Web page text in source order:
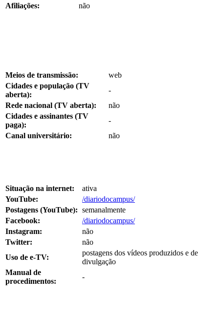
Afiliações:
não
Meios de transmissão:
web
Cidades e população (TV
aberta):
-
Rede nacional (TV aberta):
não
Cidades e assinantes (TV
paga):
-
Canal universitário:
não
Situação na internet:
ativa
YouTube:
/diariodocampus/
Postagens (YouTube): semanalmente
Facebook:
/diariodocampus/
Instagram:
não
Twitter:
não
Uso de e-TV:
postagens dos vídeos produzidos e de
divulgação
Manual de
procedimentos:
-